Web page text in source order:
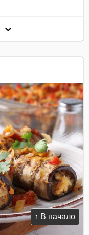
↑ В начало